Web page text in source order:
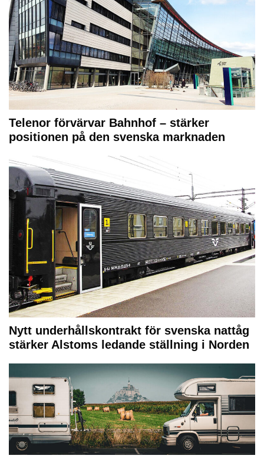
Telenor förvärvar Bahnhof – stärker
positionen på den svenska marknaden
Nytt underhållskontrakt för svenska nattåg
stärker Alstoms ledande ställning i Norden